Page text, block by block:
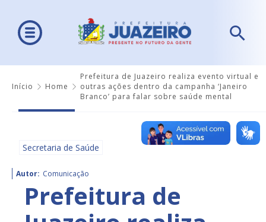
Início Home
Prefeitura de Juazeiro realiza evento virtual e
outras ações dentro da campanha ‘Janeiro
Branco’ para falar sobre saúde mental
Secretaria de Saúde
Autor: Comunicação
Prefeitura de